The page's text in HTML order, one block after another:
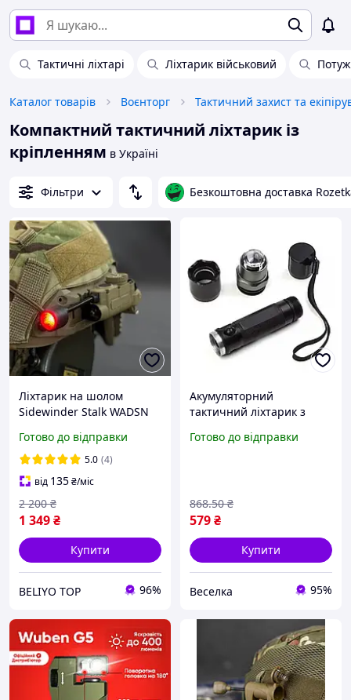
Тактичні ліхтарі Ліхтарик військовий
Каталог товарів Воєнторг Тактичний захист та
Компактний тактичний ліхтарик із
кріпленням в Україні
Фільтри Безкоштовна доставка
Ліхтарик на шолом
Sidewinder Stalk WADSN
каску, військовий
армійський ліхтарик
тактичний
Готово до відправки
5.0 (4)
від 135₴/міс
1 349₴
2 200 ₴
Купити
BELIYO TOP 96%
Акумуляторний
тактичний ліхтарик з
велосипеда 500 люмен
Готово до відправки
579₴
868.50 ₴
Купити
Веселка 95%